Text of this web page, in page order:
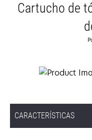
Cartucho de
CARACTERÍSTICAS